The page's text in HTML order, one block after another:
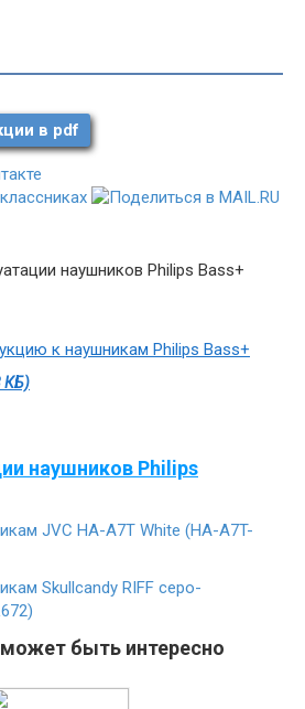
в pdf
наушников Philips Bass+
к наушникам Philips Bass+
КБ)
наушников Philips
JVC HA-A7T White (HA-A7T-
Skullcandy RIFF серо-
быть интересно